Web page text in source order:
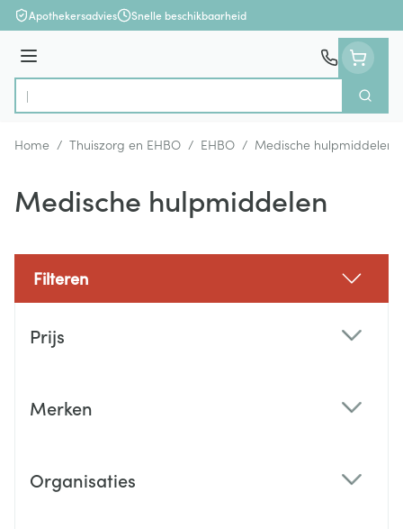
Ga naar de inhoud
Apothekersadvies Snelle beschikbaarheid
Menu
Product, merk, categorie...
Zoek
Home / Thuiszorg en EHBO / EHBO / Medische hulpmiddelen
Medische hulpmiddelen
Filteren
Prijs
Merken
Organisaties